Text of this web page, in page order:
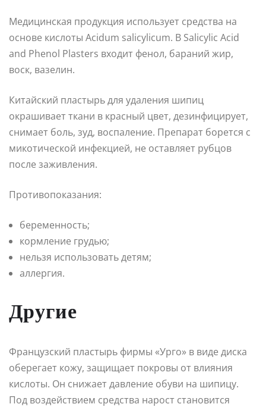
Медицинская продукция использует средства на
основе кислоты Acidum salicylicum. В Salicylic Acid
and Phenol Plasters входит фенол, бараний жир,
воск, вазелин.
Китайский пластырь для удаления шипиц
окрашивает ткани в красный цвет, дезинфицирует,
снимает боль, зуд, воспаление. Препарат борется с
микотической инфекцией, не оставляет рубцов
после заживления.
Противопоказания:
беременность;
кормление грудью;
нельзя использовать детям;
аллергия.
Другие
Французский пластырь фирмы «Урго» в виде диска
оберегает кожу, защищает покровы от влияния
кислоты. Он снижает давление обуви на шипицу.
Под воздействием средства нарост становится